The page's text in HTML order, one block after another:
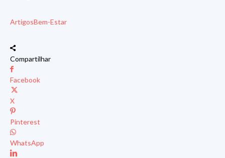
ArtigosBem-Estar
Compartilhar
Facebook
X
Pinterest
WhatsApp